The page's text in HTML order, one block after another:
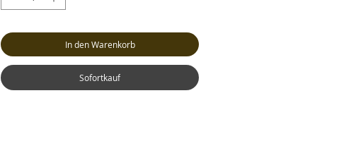
und Stecker)
Maße: ca. LxBxH 58x30x22mm
Stecksystem: XT30 (Buchse)
Kabel: Hochstrom Silikonkabel AWG20
In den Warenkorb
Sofortkauf